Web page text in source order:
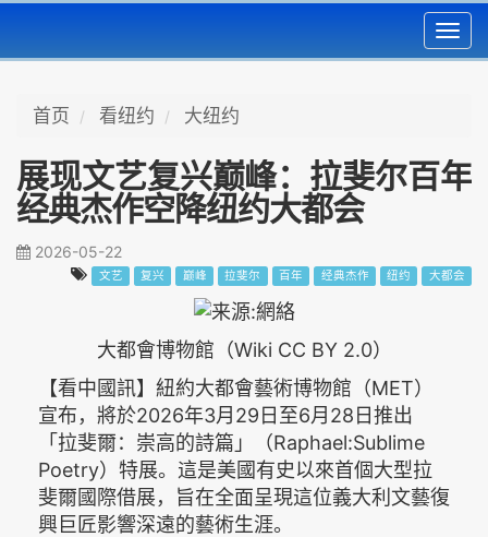
首页 看纽约 大纽约
展现文艺复兴巅峰：拉斐尔百年
经典杰作空降纽约大都会
2026-05-22
文艺 复兴 巅峰 拉斐尔 百年 经典杰作 纽约 大都会
大都會博物館（Wiki CC BY 2.0）
【看中國訊】紐約大都會藝術博物館（MET）
宣布，將於2026年3月29日至6月28日推出
「拉斐爾：崇高的詩篇」（Raphael:Sublime
Poetry）特展。這是美國有史以來首個大型拉
斐爾國際借展，旨在全面呈現這位義大利文藝復
興巨匠影響深遠的藝術生涯。